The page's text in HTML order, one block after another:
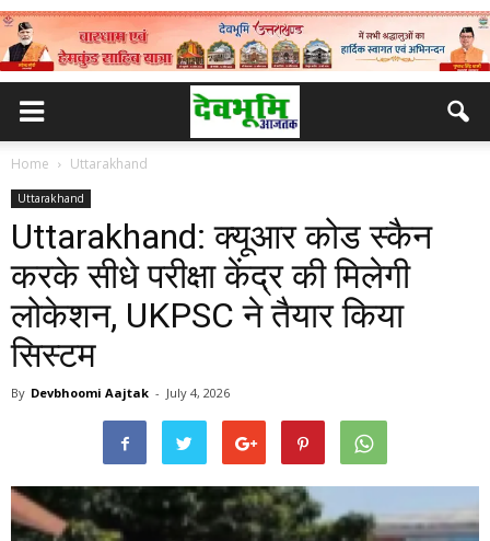
Home Uttarakhand
Uttarakhand
Uttarakhand: क्यूआर कोड स्कैन
करके सीधे परीक्षा केंद्र की मिलेगी
लोकेशन, UKPSC ने तैयार किया
सिस्टम
By Devbhoomi Aajtak - July 4, 2026